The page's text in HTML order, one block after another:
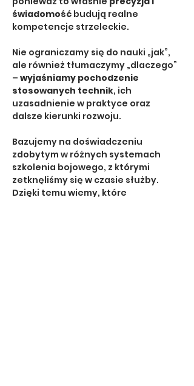
świadomość budują realne
kompetencje strzeleckie.
Nie ograniczamy się do nauki „jak”,
ale również tłumaczymy „dlaczego”
– wyjaśniamy pochodzenie
stosowanych technik, ich
uzasadnienie w praktyce oraz
dalsze kierunki rozwoju.
Bazujemy na doświadczeniu
zdobytym w różnych systemach
szkolenia bojowego, z którymi
zetknęliśmy się w czasie służby.
Dzięki temu wiemy, które